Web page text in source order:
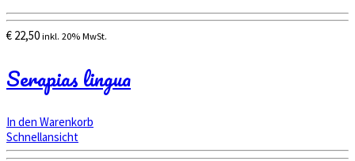
€ 22,50 inkl. 20% MwSt.
Serapias lingua
In den Warenkorb
Schnellansicht